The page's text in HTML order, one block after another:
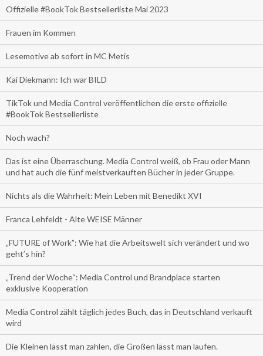
Offizielle #BookTok Bestsellerliste Mai 2023
Frauen im Kommen
Lesemotive ab sofort in MC Metis
Kai Diekmann: Ich war BILD
TikTok und Media Control veröffentlichen die erste offizielle
#BookTok Bestsellerliste
Noch wach?
Das ist eine Überraschung. Media Control weiß, ob Frau oder Mann
und hat auch die fünf meistverkauften Bücher in jeder Gruppe.
Nichts als die Wahrheit: Mein Leben mit Benedikt XVI
Franca Lehfeldt - Alte WEISE Männer
„FUTURE of Work”: Wie hat die Arbeitswelt sich verändert und wo
geht’s hin?
„Trend der Woche“: Media Control und Brandplace starten
exklusive Kooperation
Media Control zählt täglich jedes Buch, das in Deutschland verkauft
wird
Die Kleinen lässt man zahlen, die Großen lässt man laufen.